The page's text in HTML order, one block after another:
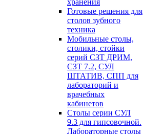
хранения
Готовые решения для
столов зубного
техника
Мобильные столы,
столики, стойки
серий СЗТ ДРИМ,
СЗТ 7.2, СУЛ
ШТАТИВ, СПП для
лабораторий и
врачебных
кабинетов
Столы серии СУЛ
9.3 для гипсовочной.
Лабораторные столы